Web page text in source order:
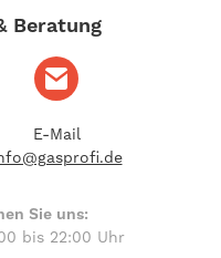
Beratung
E-Mail
Sie uns:
bis 22:00 Uhr